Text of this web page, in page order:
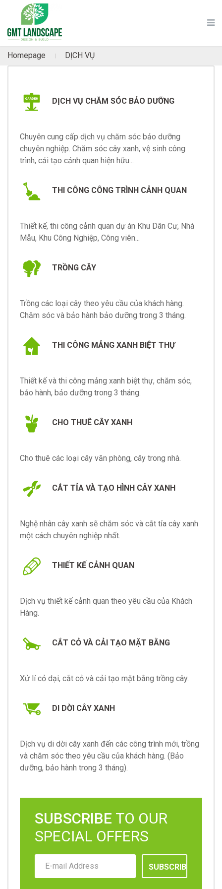
Homepage DỊCH VỤ
DỊCH VỤ CHĂM SÓC BẢO DƯỠNG
Chuyên cung cấp dịch vụ chăm sóc bảo dưỡng
chuyên nghiệp. Chăm sóc cây xanh, vệ sinh công
trình, cải tạo cảnh quan hiện hữu...
THI CÔNG CÔNG TRÌNH CẢNH QUAN
Thiết kế, thi công cảnh quan dự án Khu Dân Cư, Nhà
Mẫu, Khu Công Nghiệp, Công viên...
TRỒNG CÂY
Trồng các loại cây theo yêu cầu của khách hàng.
Chăm sóc và bảo hành bảo dưỡng trong 3 tháng.
THI CÔNG MẢNG XANH BIỆT THỰ
Thiết kế và thi công mảng xanh biệt thự, chăm sóc,
bảo hành, bảo dưỡng trong 3 tháng.
CHO THUÊ CÂY XANH
Cho thuê các loại cây văn phòng, cây trong nhà.
CẮT TỈA VÀ TẠO HÌNH CÂY XANH
Nghệ nhân cây xanh sẽ chăm sóc và cắt tỉa cây xanh
một cách chuyên nghiệp nhất.
THIẾT KẾ CẢNH QUAN
Dịch vụ thiết kế cảnh quan theo yêu cầu của Khách
Hàng.
CẮT CỎ VÀ CẢI TẠO MẶT BẰNG
Xử lí cỏ dại, cắt cỏ và cải tạo mặt bằng trồng cây.
DI DỜI CÂY XANH
Dịch vụ di dời cây xanh đến các công trình mới, trồng
và chăm sóc theo yêu cầu của khách hàng. (Bảo
dưỡng, bảo hành trong 3 tháng).
SUBSCRIBE TO OUR
SPECIAL OFFERS